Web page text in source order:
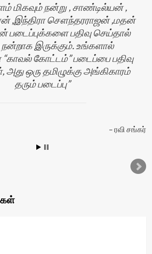
மிகவும் நன்று , சாண்டில்யன் ,
,இந்திரா சௌந்தரராஜன் ,மதன்
படைப்புக்களை பதிவு செய்தால்
நன்றாக இருக்கும். உங்களால்
“காவல் கோட்டம்” படைப்பை பதிவு
அது ஒரு தமிழுக்கு அங்கிகாரம்
தரும் படைப்பு
ரவி சங்கர்